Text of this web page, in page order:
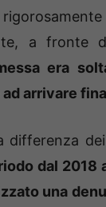
a fronte
era
arrivare
differenza
dal 2018
una